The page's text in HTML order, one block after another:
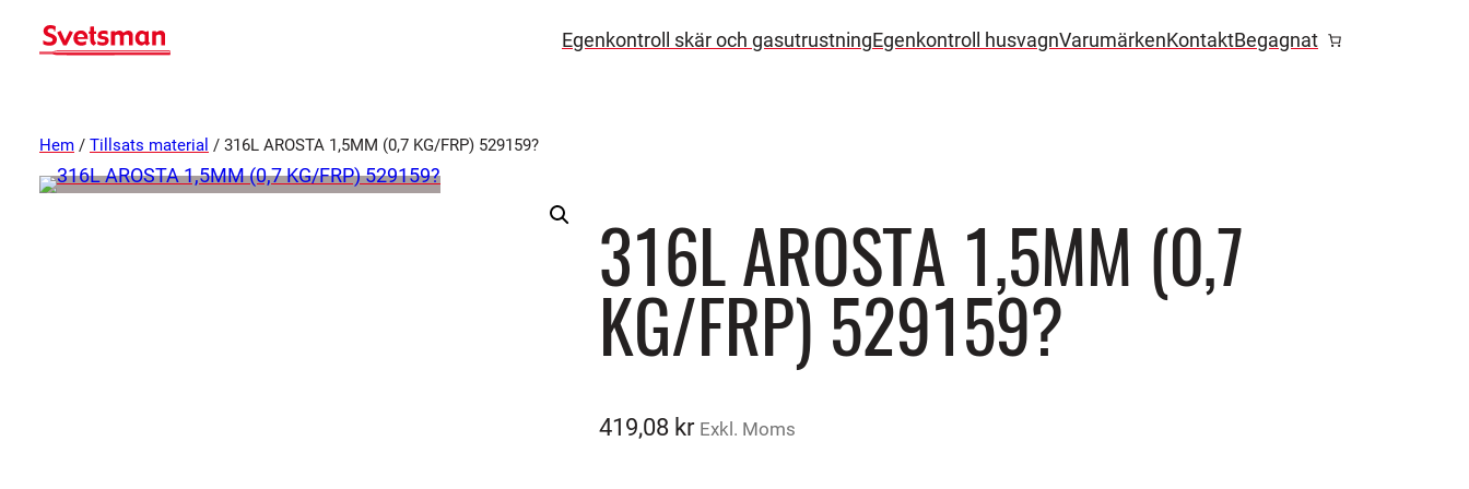
Egenkontroll skär och gasutrustningEgenkontroll husvagnVarumärkenKontaktBegagnat
Hem / Tillsats material / 316L AROSTA 1,5MM (0,7 KG/FRP) 529159?
316L AROSTA 1,5MM (0,7
KG/FRP) 529159?
419,08 kr Exkl. Moms